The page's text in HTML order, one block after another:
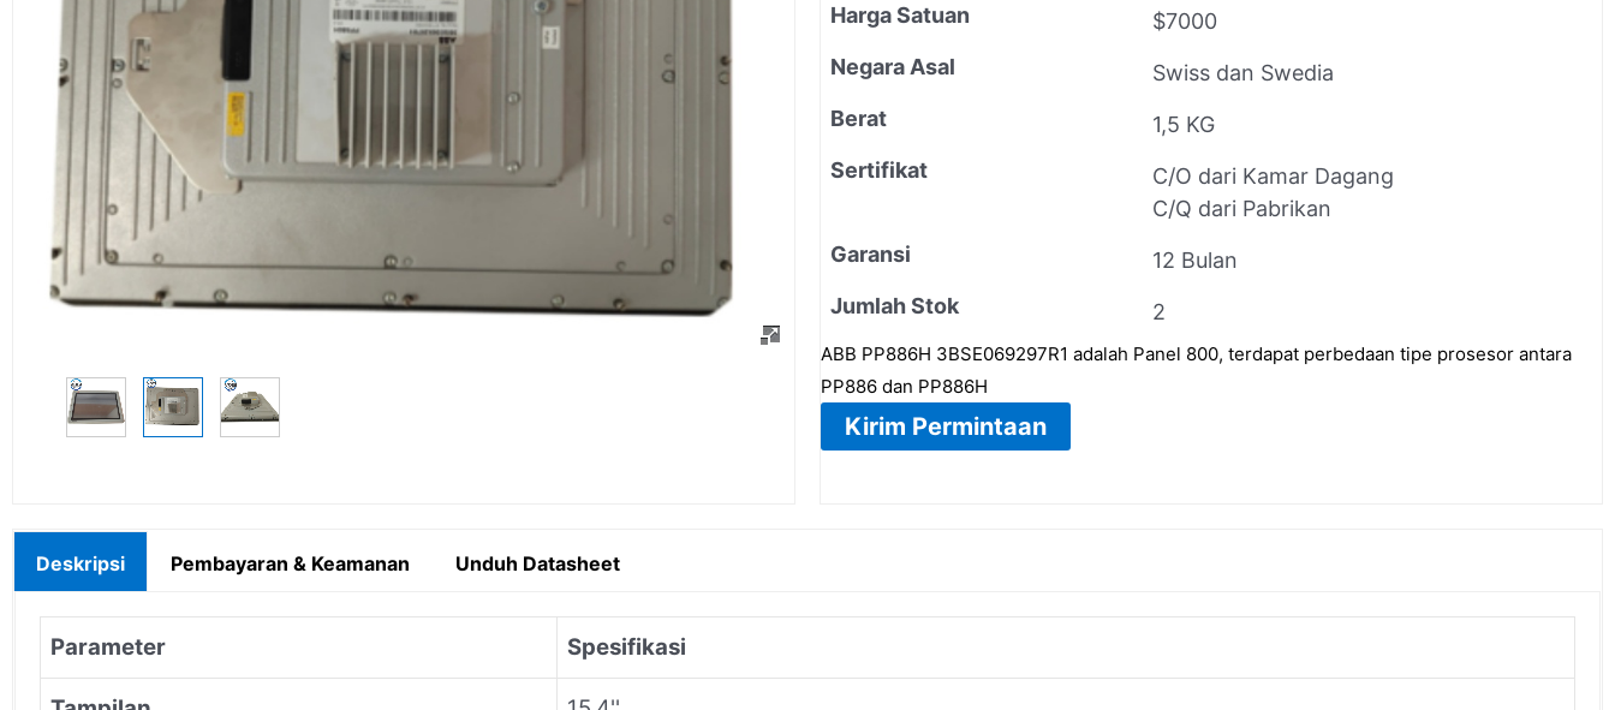
Harga Satuan
$7000
Negara Asal
Swiss dan Swedia
Berat
1,5 KG
Sertifikat
C/O dari Kamar Dagang
C/Q dari Pabrikan
Garansi
12 Bulan
Jumlah Stok
2
ABB PP886H 3BSE069297R1 adalah Panel 800, terdapat perbedaan tipe prosesor antara
PP886 dan PP886H
Kirim Permintaan
Deskripsi Pembayaran & Keamanan Unduh Datasheet
Parameter Spesifikasi